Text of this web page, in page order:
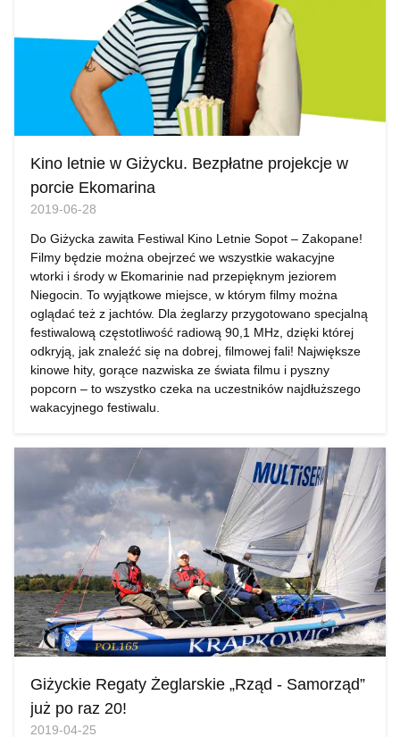
Kino letnie w Giżycku. Bezpłatne projekcje w
porcie Ekomarina
2019-06-28
Do Giżycka zawita Festiwal Kino Letnie Sopot – Zakopane!
Filmy będzie można obejrzeć we wszystkie wakacyjne
wtorki i środy w Ekomarinie nad przepięknym jeziorem
Niegocin. To wyjątkowe miejsce, w którym filmy można
oglądać też z jachtów. Dla żeglarzy przygotowano specjalną
festiwalową częstotliwość radiową 90,1 MHz, dzięki której
odkryją, jak znaleźć się na dobrej, filmowej fali! Największe
kinowe hity, gorące nazwiska ze świata filmu i pyszny
popcorn – to wszystko czeka na uczestników najdłuższego
wakacyjnego festiwalu.
Giżyckie Regaty Żeglarskie „Rząd - Samorząd”
już po raz 20!
2019-04-25